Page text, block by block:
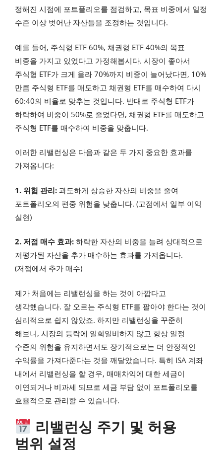
정해진 시점에 포트폴리오를 점검하고, 목표 비중에서 일정
수준 이상 벗어난 자산들을 조정하는 것입니다.
예를 들어, 주식형 ETF 60%, 채권형 ETF 40%의 목표
비중을 가지고 있었다고 가정해봅시다. 시장이 좋아서
주식형 ETF가 크게 올라 70%까지 비중이 늘어났다면, 10%
만큼 주식형 ETF를 매도하고 채권형 ETF를 매수하여 다시
60:40의 비율로 맞추는 것입니다. 반대로 주식형 ETF가
하락하여 비중이 50%로 줄었다면, 채권형 ETF를 매도하고
주식형 ETF를 매수하여 비중을 맞춥니다.
이러한 리밸런싱은 다음과 같은 두 가지 중요한 효과를
가져옵니다:
1. 위험 관리: 과도하게 상승한 자산의 비중을 줄여
포트폴리오의 편중 위험을 낮춥니다. (고점에서 일부 이익
실현)
2. 저점 매수 효과: 하락한 자산의 비중을 늘려 상대적으로
저평가된 자산을 추가 매수하는 효과를 가져옵니다.
(저점에서 추가 매수)
제가 처음에는 리밸런싱을 하는 것이 아깝다고
생각했습니다. 잘 오르는 주식형 ETF를 팔아야 한다는 것이
심리적으로 쉽지 않았죠. 하지만 리밸런싱을 꾸준히
해보니, 시장의 등락에 일희일비하지 않고 항상 일정
수준의 위험을 유지하면서도 장기적으로는 더 안정적인
수익률을 가져다준다는 것을 깨달았습니다. 특히 ISA 계좌
내에서 리밸런싱을 할 경우, 매매차익에 대한 세금이
이연되거나 비과세 되므로 세금 부담 없이 포트폴리오를
효율적으로 관리할 수 있습니다.
리밸런싱 주기 및 허용
범위 설정